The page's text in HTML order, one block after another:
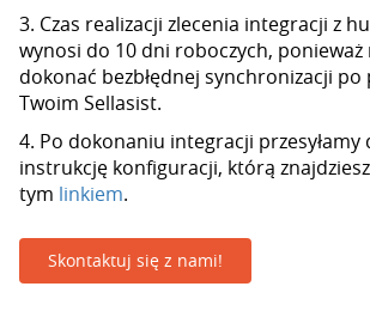
3. Czas realizacji zlecenia integracji z
wynosi do 10 dni roboczych,
dokonać bezbłędnej synchronizacji po
Twoim Sellasist.
4. Po dokonaniu integracji przesyłamy
instrukcję konfiguracji, którą
tym linkiem.
Skontaktuj się z nami!